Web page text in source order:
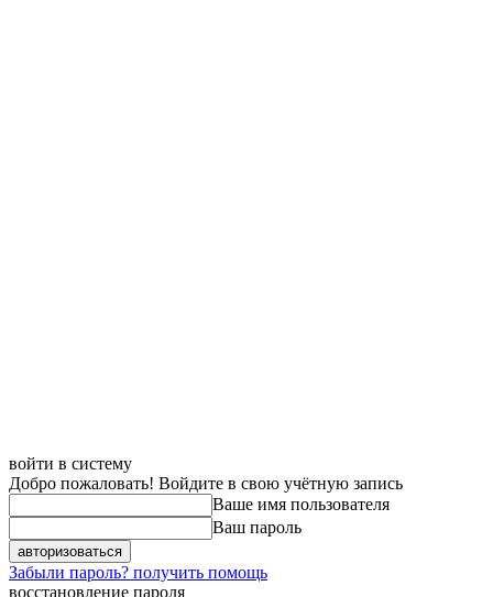
войти в систему
Добро пожаловать! Войдите в свою учётную запись
Ваше имя пользователя
Ваш пароль
Забыли пароль? получить помощь
восстановление пароля